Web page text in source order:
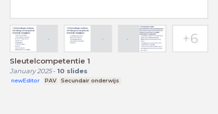
Sleutelcompetentie 1
January 2025- 10 slides
newEditor PAV Secundair onderwijs